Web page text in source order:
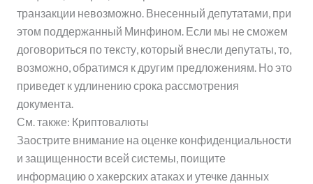
транзакции невозможно. Внесенный депутатами, при
этом поддержанный Минфином. Если мы не сможем
договориться по тексту, который внесли депутаты, то,
возможно, обратимся к другим предложениям. Но это
приведет к удлинению срока рассмотрения
документа.
См. также: Криптовалюты
Заострите внимание на оценке конфиденциальности
и защищенности всей системы, поищите
информацию о хакерских атаках и утечке данных